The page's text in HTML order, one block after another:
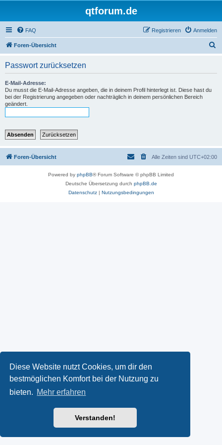
Diese Website nutzt Cookies, um dir den
bestmöglichen Komfort bei der Nutzung zu
bieten. Mehr erfahren
Verstanden!
qtforum.de
FAQ Anmelden
Registrieren
Foren-Übersicht
Passwort zurücksetzen
E-Mail-Adresse:
Du musst die E-Mail-Adresse angeben, die in deinem Profil hinterlegt ist. Diese hast du
bei der Registrierung angegeben oder nachträglich in deinem persönlichen Bereich
geändert.
Foren-Übersicht Alle Zeiten sind UTC+02:00
Powered by phpBB® Forum Software © phpBB Limited
Deutsche Übersetzung durch phpBB.de
Datenschutz| Nutzungsbedingungen